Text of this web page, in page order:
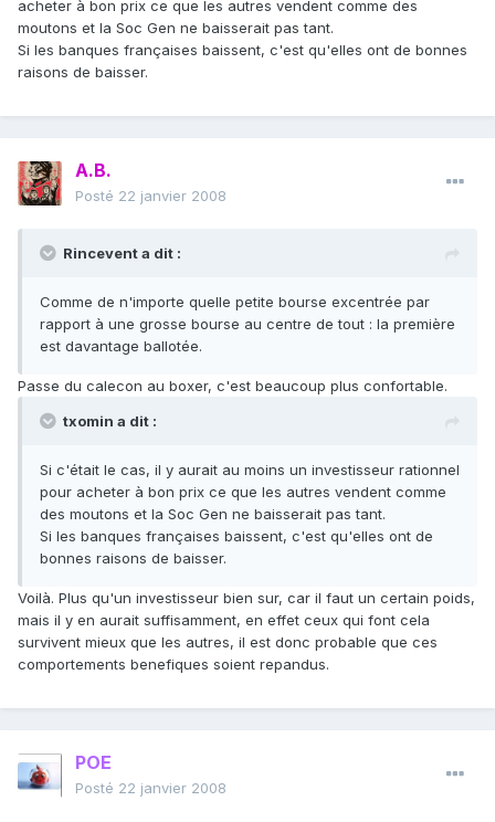
acheter à bon prix ce que les autres vendent comme des
moutons et la Soc Gen ne baisserait pas tant.
Si les banques françaises baissent, c'est qu'elles ont de bonnes
raisons de baisser.
A.B.
Posté 22 janvier 2008
Rincevent a dit :
Comme de n'importe quelle petite bourse excentrée par
rapport à une grosse bourse au centre de tout : la première
est davantage ballotée.
Passe du calecon au boxer, c'est beaucoup plus confortable.
txomin a dit :
Si c'était le cas, il y aurait au moins un investisseur rationnel
pour acheter à bon prix ce que les autres vendent comme
des moutons et la Soc Gen ne baisserait pas tant.
Si les banques françaises baissent, c'est qu'elles ont de
bonnes raisons de baisser.
Voilà. Plus qu'un investisseur bien sur, car il faut un certain poids,
mais il y en aurait suffisamment, en effet ceux qui font cela
survivent mieux que les autres, il est donc probable que ces
comportements benefiques soient repandus.
POE
Posté 22 janvier 2008